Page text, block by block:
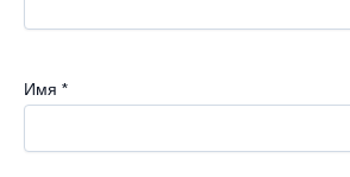
Имя *